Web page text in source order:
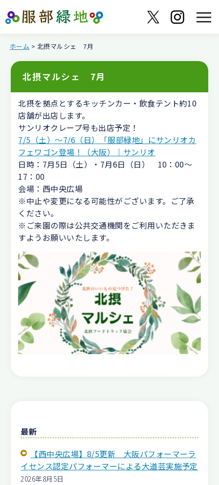
ホーム > 北摂マルシェ 7月
北摂マルシェ 7月
北摂を拠点とするキッチンカー・飲食テント約10
店舗が出店します。
サンリオクレープ号も出店予定！
7/5（土）～7/6（日）「服部緑地」にサンリオカ
フェワゴン登場！（大阪）｜サンリオ
日時：7月5日（土）・7月6日（日） 10：00～
17：00
会場：西中央広場
※中止や変更になる可能性がございます。ご了承
ください。
※ご来園の際は公共交通機関をご利用いただきま
すようお願いいたします。
最新
【西中央広場】8/5更新 大阪パフォーマーラ
イセンス認定パフォーマーによる大道芸実施予定
2026年8月5日